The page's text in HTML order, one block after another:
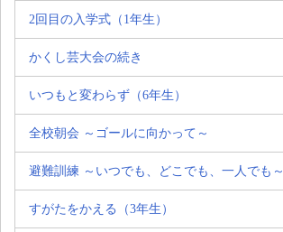
2回目の入学式（1年生）
かくし芸大会の続き
いつもと変わらず（6年生）
全校朝会 ～ゴールに向かって～
避難訓練 ～いつでも、どこでも、一人でも～
すがたをかえる（3年生）